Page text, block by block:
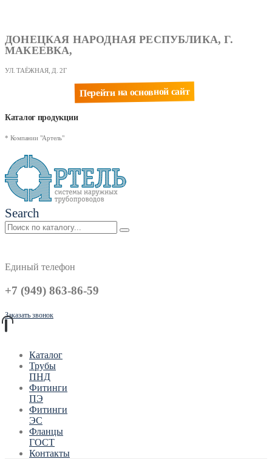
ДОНЕЦКАЯ НАРОДНАЯ РЕСПУБЛИКА, Г.
МАКЕЕВКА,
УЛ. ТАЁЖНАЯ, Д. 2Г
Перейти на основной сайт
Каталог продукции
* Компании "Артель"
Search
Единый телефон
+7 (949) 863-86-59
Заказать звонок
Каталог
Трубы
ПНД
Фитинги
ПЭ
Фитинги
ЭС
Фланцы
ГОСТ
Контакты